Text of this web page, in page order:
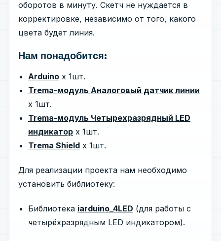
оборотов в минуту. Скетч не нуждается в
корректировке, независимо от того, какого
цвета будет линия.
Нам понадобится:
Arduino х 1шт.
Trema-модуль Аналоговый датчик линии
х 1шт.
Trema-модуль Четырехразрядный LED
индикатор х 1шт.
Trema Shield х 1шт.
Для реализации проекта нам необходимо
установить библиотеку:
Библиотека iarduino_4LED (для работы с
четырёхразрядным LED индикатором).